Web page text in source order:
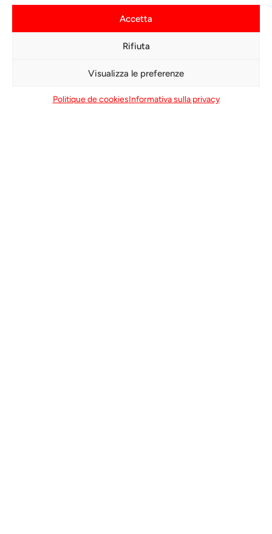
Accetta
Rifiuta
Visualizza le preferenze
Politique de cookiesInformativa sulla privacy
su misura per i trattamenti termici più critici.